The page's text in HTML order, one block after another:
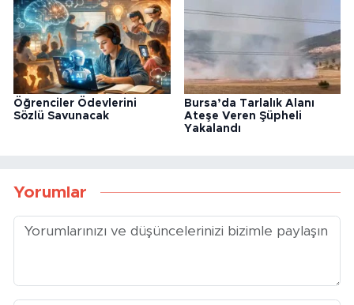
Öğrenciler Ödevlerini
Sözlü Savunacak
Bursa’da Tarlalık Alanı
Ateşe Veren Şüpheli
Yakalandı
Yorumlar